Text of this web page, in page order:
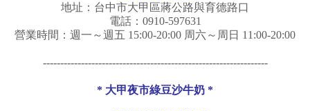
地址：台中市大甲區蔣公路與育德路口
電話：0910-597631
營業時間：週一～週五 15:00-20:00 周六～周日 11:00-20:00
-----------------------------------------------------------------
* 大甲夜市綠豆沙牛奶 *